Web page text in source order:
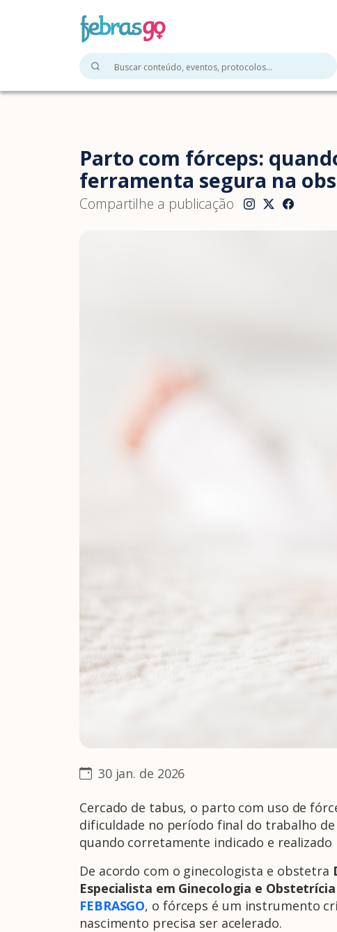
Parto com fórceps:
ferramenta segura na
Compartilhe a publicação
30 jan. de 2026
Cercado de tabus, o parto com uso de
dificuldade no período final do trabalho
quando corretamente indicado e
De acordo com o ginecologista e obstetra
Especialista em Ginecologia e Obstetrícia
FEBRASGO, o fórceps é um instrumento
nascimento precisa ser acelerado.